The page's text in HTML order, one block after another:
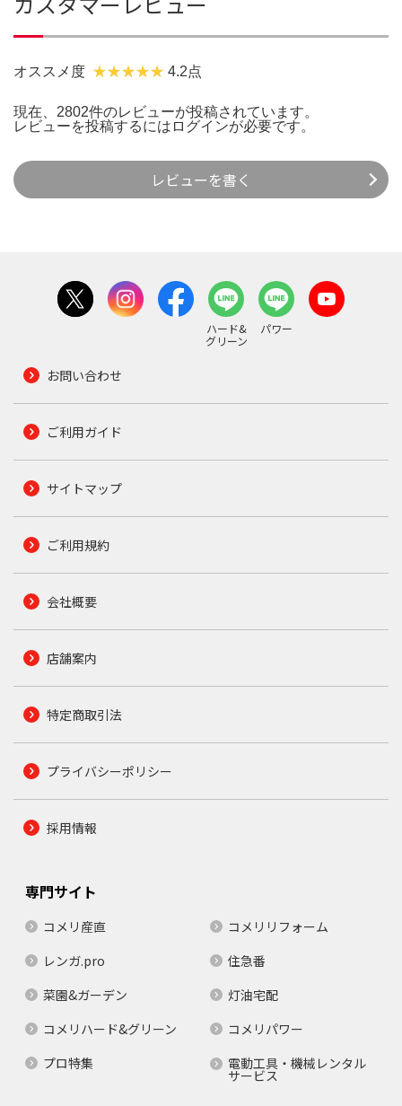
オススメ度 4.2点
現在、2802件のレビューが投稿されています。
レビューを投稿するには ログインが必要です。
レビューを書く
ハード&
グリーン
パワー
お問い合わせ
ご利用ガイド
サイトマップ
ご利用規約
会社概要
店舗案内
特定商取引法
プライバシーポリシー
採用情報
専門サイト
コメリ産直
コメリリフォーム
レンガ.pro
住急番
菜園&ガーデン
灯油宅配
コメリハード&グリーン
コメリパワー
プロ特集
電動工具・機械レンタル
サービス